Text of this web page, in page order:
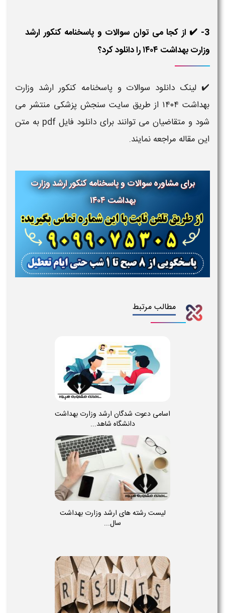
3- ✔️ از کجا می توان سوالات و پاسخنامه کنکور ارشد
وزارت بهداشت ۱۴۰۴ را دانلود کرد؟
✔️ لینک دانلود سوالات و پاسخنامه کنکور ارشد وزارت
بهداشت ۱۴۰۴ از طریق سایت سنجش پزشکی منتشر می
شود و متقاضیان می توانند برای دانلود فایل pdf به متن
این مقاله مراجعه نمایند.
برای مشاوره سوالات و پاسخنامه کنکور ارشد وزارت
بهداشت ۱۴۰۴
مطالب مرتبط
اسامی دعوت شدگان ارشد وزارت بهداشت
دانشگاه شاهد...
لیست رشته های ارشد وزارت بهداشت
سال...